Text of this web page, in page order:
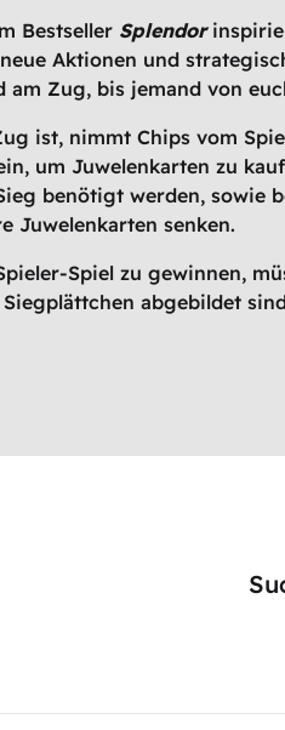
Bestseller Splendor
Aktionen und
am Zug, bis jemand von
ist, nimmt Chips vom
um Juwelenkarten zu
benötigt werden, sowie
Juwelenkarten senken.
Spiel zu gewinnen,
abgebildet